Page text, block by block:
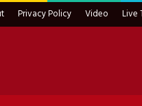
Privacy Policy Video Live